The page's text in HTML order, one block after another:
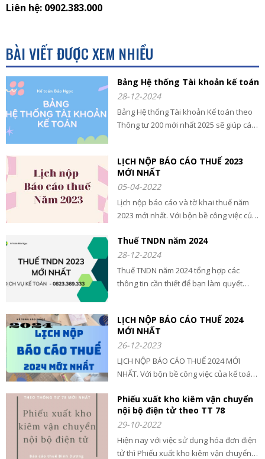
Liên hệ: 0902.383.000
BÀI VIẾT ĐƯỢC XEM NHIỀU
Bảng Hệ thống Tài khoản kế toán
28-12-2024
Bảng Hệ thống Tài khoản Kế toán theo
Thông tư 200 mới nhất 2025 sẽ giúp các
tài khoản kế toán
LỊCH NỘP BÁO CÁO THUẾ 2023
MỚI NHẤT
05-04-2022
Lịch nộp báo cáo và tờ khai thuế năm
2023 mới nhất. Với bộn bề công việc của
quên lịch nộp tờ khai và báo cáo nên
chúng tôi đã tổng hợp.
Thuế TNDN năm 2024
28-12-2024
Thuế TNDN năm 2024 tổng hợp các
thông tin cần thiết để bạn làm quyết
có được giảm thuế không?
LỊCH NỘP BÁO CÁO THUẾ 2024
MỚI NHẤT
26-12-2023
LỊCH NỘP BÁO CÁO THUẾ 2024 MỚI
NHẤT. Với bộn bề công việc của kế toán
nộp tờ khai và báo cáo thuế nên
BacaothueBinhDuong.com chúng tôi đã
tổng hợp lại đầy đủ các lịch nộp tờ khai,
báo cáo thuế năm 2024
Phiếu xuất kho kiêm vận chuyển
nội bộ điện tử theo TT 78
29-10-2022
Hiện nay với việc sử dụng hóa đơn điện
tử thì Phiếu xuất kho kiêm vận chuyển